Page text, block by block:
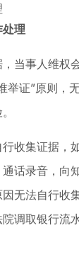
理
当事人维权
举证”原则，
收集证据，
话录音，向
无法自行收
调取银行流